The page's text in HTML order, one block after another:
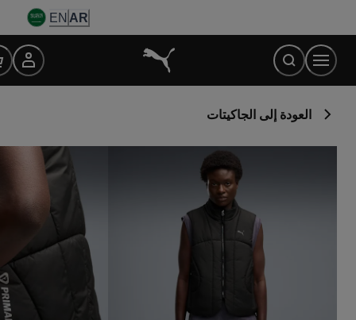
Content
AR
EN
العودة إلى الجاكيتات